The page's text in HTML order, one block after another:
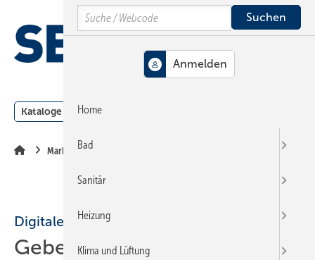
Hauptinhalt
Hauptmenü
SiteSearch
Kataloge Meldungen
Markt + Trends
Digitale Tools
Geberit: Mit neuem Online-
Search
Home
Bad
Sanitär
Heizung
Klima und Lüftung